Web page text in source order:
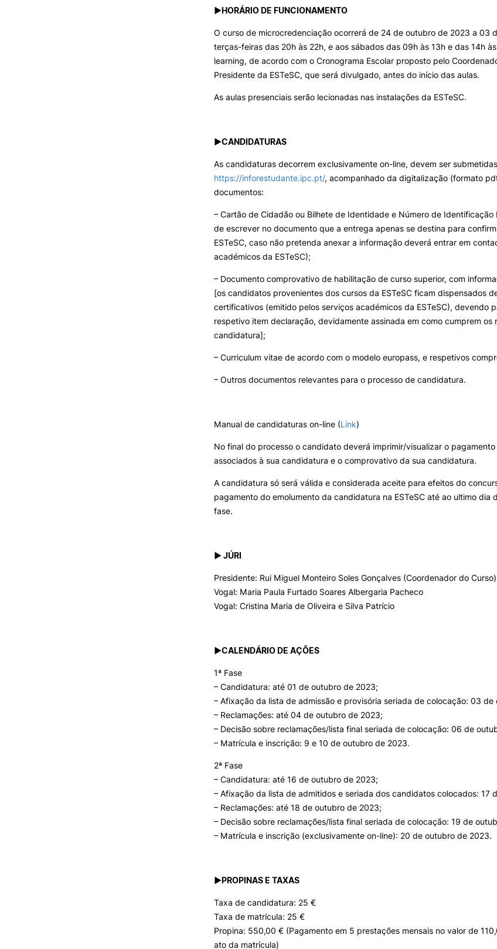
►HORÁRIO DE FUNCIONAMENTO
O curso de microcredenciação ocorrerá de 24 de outubro de 2023 a 03
terças-feiras das 20h às 22h, e aos sábados das 09h às 13h e das 14h
learning, de acordo com o Cronograma Escolar proposto pelo
Presidente da ESTeSC, que será divulgado, antes do início das aulas.
As aulas presenciais serão lecionadas nas instalações da ESTeSC.
►CANDIDATURAS
As candidaturas decorrem exclusivamente on-line, devem ser
https://inforestudante.ipc.pt/, acompanhado da digitalização (formato
documentos:
– Cartão de Cidadão ou Bilhete de Identidade e Número de Identificação
de escrever no documento que a entrega apenas se destina para
ESTeSC, caso não pretenda anexar a informação deverá entrar em
académicos da ESTeSC);
– Documento comprovativo de habilitação de curso superior, com
[os candidatos provenientes dos cursos da ESTeSC ficam dispensados
certificativos (emitido pelos serviços académicos da ESTeSC), devendo
respetivo item declaração, devidamente assinada em como cumprem os
candidatura];
– Curriculum vitae de acordo com o modelo europass, e respetivos
– Outros documentos relevantes para o processo de candidatura.
Manual de candidaturas on-line (Link)
No final do processo o candidato deverá imprimir/visualizar o
associados à sua candidatura e o comprovativo da sua candidatura.
A candidatura só será válida e considerada aceite para efeitos do
pagamento do emolumento da candidatura na ESTeSC até ao ultimo dia
fase.
► JÚRI
Presidente: Rui Miguel Monteiro Soles Gonçalves (Coordenador do Curso)
Vogal: Maria Paula Furtado Soares Albergaria Pacheco
Vogal: Cristina Maria de Oliveira e Silva Patrício
►CALENDÁRIO DE AÇÕES
1ª Fase
– Candidatura: até 01 de outubro de 2023;
– Afixação da lista de admissão e provisória seriada de colocação: 03
– Reclamações: até 04 de outubro de 2023;
– Decisão sobre reclamações/lista final seriada de colocação: 06 de
– Matrícula e inscrição: 9 e 10 de outubro de 2023.
2ª Fase
– Candidatura: até 16 de outubro de 2023;
– Afixação da lista de admitidos e seriada dos candidatos colocados: 17
– Reclamações: até 18 de outubro de 2023;
– Decisão sobre reclamações/lista final seriada de colocação: 19 de
– Matrícula e inscrição (exclusivamente on-line): 20 de outubro de 2023.
►PROPINAS E TAXAS
Taxa de candidatura: 25 €
Taxa de matrícula: 25 €
Propina: 550,00 € (Pagamento em 5 prestações mensais no valor de
ato da matrícula)